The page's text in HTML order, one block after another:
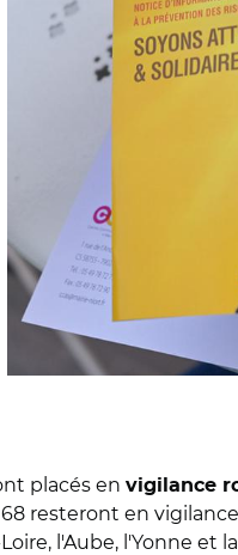
placés en vigilance
resteront en
l'Aube, l'Yonne